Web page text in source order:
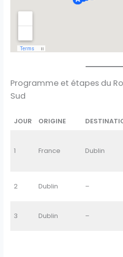
Programme et étapes du
Sud
JOUR ORIGINE
1 France Dublin
2 Dublin –
3 Dublin –